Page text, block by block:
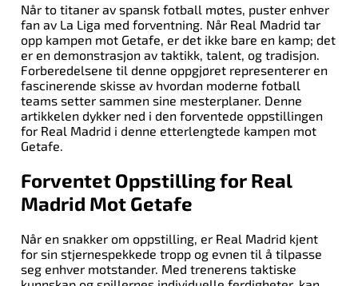
Når to titaner av spansk fotball møtes, puster enhver
fan av La Liga med forventning. Når Real Madrid tar
opp kampen mot Getafe, er det ikke bare en kamp; det
er en demonstrasjon av tak­tikk, talent, og tradisjon.
Forberedelsene til denne oppgjøret representerer en
fascinerende skisse av hvordan moderne fotball
teams setter sammen sine mesterplaner. Denne
artikkelen dykker ned i den forventede oppstillingen
for Real Madrid i denne etterlengtede kampen mot
Getafe.
Forventet Oppstilling for Real
Madrid Mot Getafe
Når en snakker om oppstilling, er Real Madrid kjent
for sin stjernespekkede tropp og evnen til å tilpasse
seg enhver motstander. Med trenerens taktiske